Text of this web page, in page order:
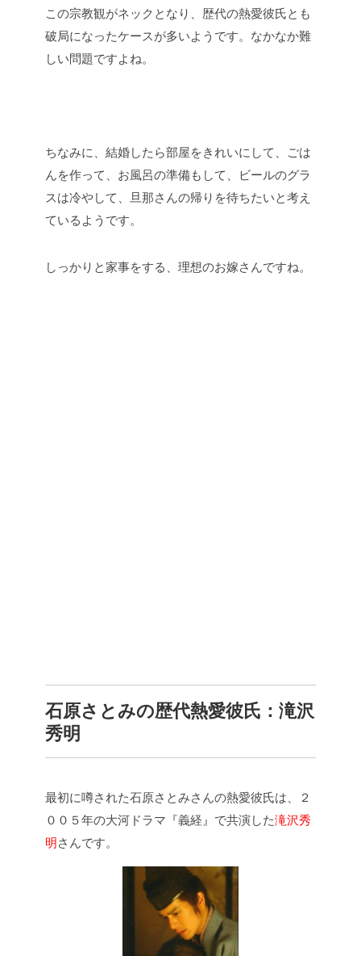
この宗教観がネックとなり、歴代の熱愛彼氏とも
破局になったケースが多いようです。なかなか難
しい問題ですよね。
ちなみに、結婚したら部屋をきれいにして、ごは
んを作って、お風呂の準備もして、ビールのグラ
スは冷やして、旦那さんの帰りを待ちたいと考え
ているようです。
しっかりと家事をする、理想のお嫁さんですね。
石原さとみの歴代熱愛彼氏： 滝沢
秀明
最初に噂された石原さとみさんの熱愛彼氏は、２
００５年の大河ドラマ『義経』で共演した滝沢秀
明さんです。